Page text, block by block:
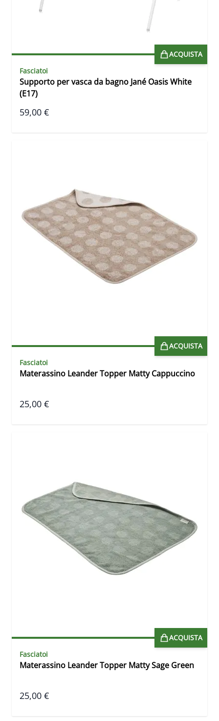
ACQUISTA
Fasciatoi
Supporto per vasca da bagno Jané Oasis White
(E17)
59,00 €
ACQUISTA
Fasciatoi
Materassino Leander Topper Matty Cappuccino
25,00 €
ACQUISTA
Fasciatoi
Materassino Leander Topper Matty Sage Green
25,00 €